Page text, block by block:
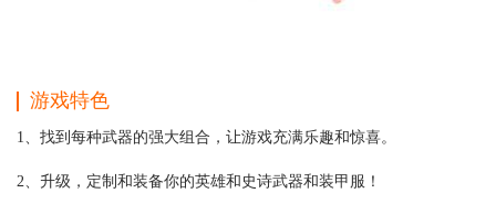
游戏特色
1、找到每种武器的强大组合，让游戏充满乐趣和惊喜。
2、升级，定制和装备你的英雄和史诗武器和装甲服！